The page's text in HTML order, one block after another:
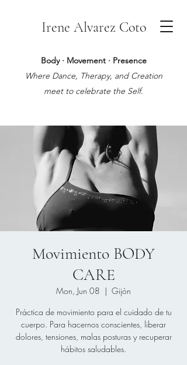
Irene Alvarez Coto
Body · Movement · Presence
Where Dance, Therapy, and Creation
meet to celebrate the Self.
Movimiento BODY
CARE
Mon, Jun 08
  |
Gijón
Práctica de movimiento para el cuidado de tu
cuerpo. Para hacernos conscientes, liberar
dolores, tensiones, malas posturas y recuperar
hábitos saludables.